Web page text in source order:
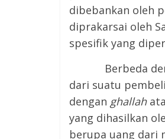
dibebankan oleh
diprakarsai oleh
spesifik yang
Berbeda
dari suatu
dengan ghallah
yang dihasilkan
berupa uang dari